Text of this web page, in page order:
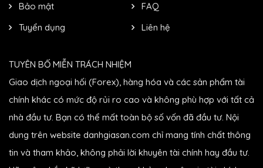
Bảo mật
FAQ
Tuyển dụng
Liên hệ
TUYÊN BỐ MIỄN TRÁCH NHIỆM
Giao dịch ngoại hối (Forex), hàng hóa và các sản phẩm tài
chính khác có mức độ rủi ro cao và không phù hợp với tất cả
nhà đầu tư. Bạn có thể mất toàn bộ số vốn đã đầu tư. Nội
dung trên website danhgiasan.com chỉ mang tính chất thông
tin và tham khảo, không phải lời khuyên tài chính hay đầu tư.